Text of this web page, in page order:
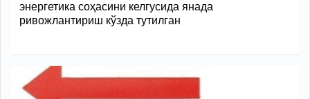
энергетика соҳасини келгусида янада
ривожлантириш кўзда тутилган